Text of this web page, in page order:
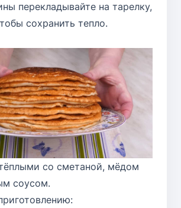
перекладывайте на тарелку,
сохранить тепло.
со сметаной, мёдом
соусом.